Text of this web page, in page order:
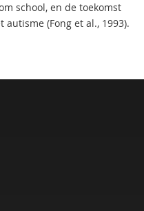
school, en de toekomst
(Fong et al., 1993).